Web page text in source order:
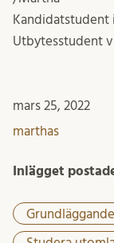
Kandidatstudent i
Utbytesstudent
mars 25, 2022
marthas
Inlägget